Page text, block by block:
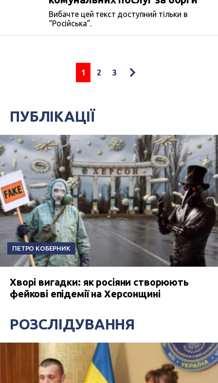
Вибачте цей текст доступний тільки в
“Російська”.
1 2 3
ПУБЛІКАЦІЇ
ПЕТРО КОБЕРНИК
Хворі вигадки: як росіяни створюють
фейкові епідемії на Херсонщині
РОЗСЛІДУВАННЯ